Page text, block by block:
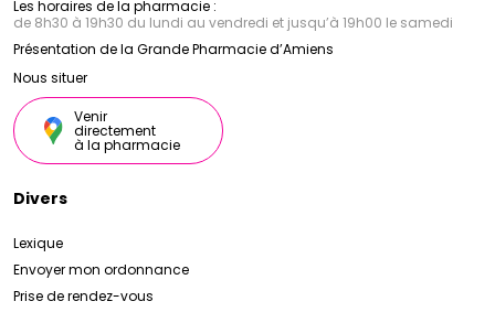
Les horaires de la pharmacie :
de 8h30 à 19h30 du lundi au vendredi et jusqu’à 19h00 le samedi
Présentation de la Grande Pharmacie d’Amiens
Nous situer
Venir
directement
à la pharmacie
Divers
Lexique
Envoyer mon ordonnance
Prise de rendez-vous